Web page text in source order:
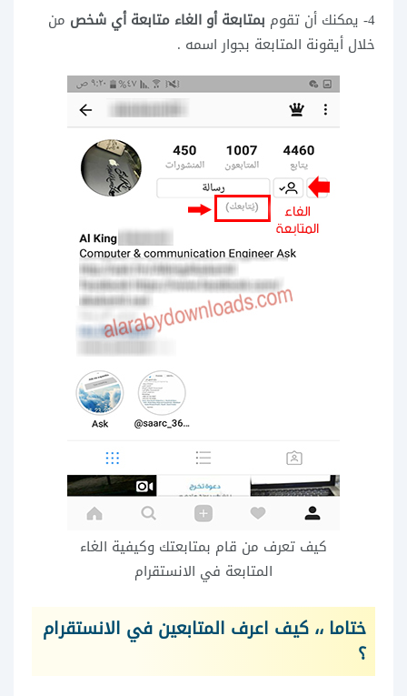
4- يمكنك أن تقوم
بمتابعة أو الغاء متابعة أي شخص من
خلال أيقونة المتابعة بجوار اسمه .
كيف تعرف من قام بمتابعتك وكيفية الغاء
المتابعة في الانستقرام
ختاما ،، كيف اعرف المتابعين في الانستقرام
؟